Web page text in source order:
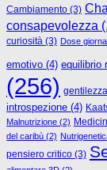
Cambiamento (3)
consapevolezza
curiosità (3) Dose
emotivo (4) equilibrio
(256) gentilezza
introspezione (4)
Malnutrizione (2)
del caribù (2)
pensiero critico (3)